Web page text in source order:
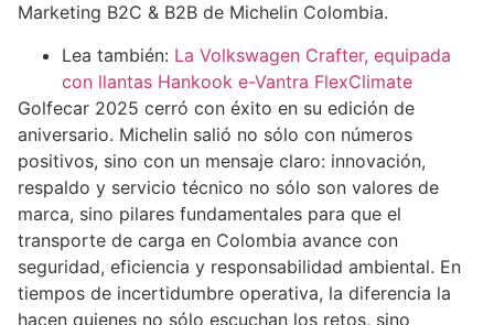
Marketing B2C & B2B de Michelin Colombia.
Lea también: La Volkswagen Crafter, equipada
con llantas Hankook e-Vantra FlexClimate
Golfecar 2025 cerró con éxito en su edición de
aniversario. Michelin salió no sólo con números
positivos, sino con un mensaje claro: innovación,
respaldo y servicio técnico no sólo son valores de
marca, sino pilares fundamentales para que el
transporte de carga en Colombia avance con
seguridad, eficiencia y responsabilidad ambiental. En
tiempos de incertidumbre operativa, la diferencia la
hacen quienes no sólo escuchan los retos, sino